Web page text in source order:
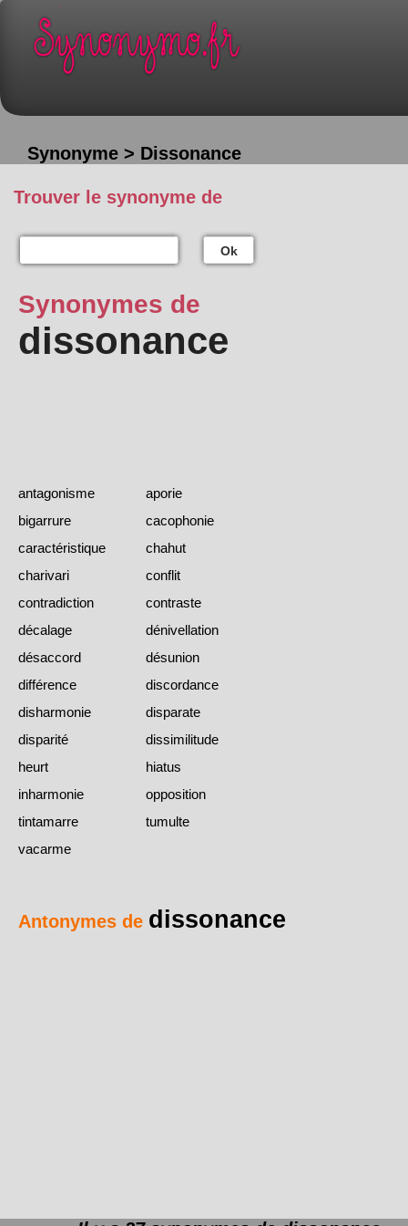
Synonyme > Dissonance
Trouver le synonyme de
Ok
Synonymes de
dissonance
antagonisme
aporie
bigarrure
cacophonie
caractéristique
chahut
charivari
conflit
contradiction
contraste
décalage
dénivellation
désaccord
désunion
différence
discordance
disharmonie
disparate
disparité
dissimilitude
heurt
hiatus
inharmonie
opposition
tintamarre
tumulte
vacarme
Antonymes de dissonance